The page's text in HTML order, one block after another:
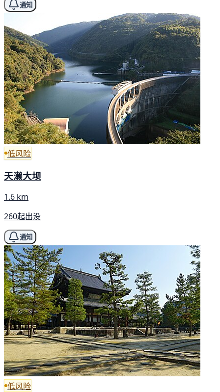
通知
低风险
天濑大坝
1.6 km
260起出没
通知
低风险